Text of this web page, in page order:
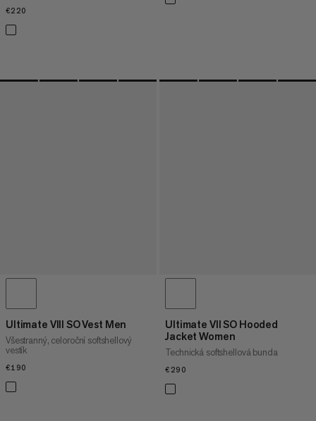
€220
Ultimate VIII SO Vest Men
Všestranný, celoroční softshellový
vestík
€190
Ultimate VII SO Hooded
Jacket Women
Technická softshellová bunda
€290